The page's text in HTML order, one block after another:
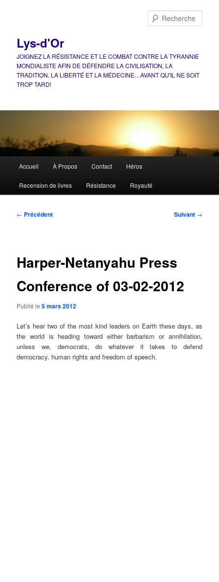
Lys-d'Or
JOIGNEZ LA RÉSISTANCE ET LE COMBAT CONTRE LA TYRANNIE
MONDIALISTE AFIN DE DÉFENDRE LA CIVILISATION, LA
TRADITION, LA LIBERTÉ ET LA MÉDECINE…AVANT QU'IL NE SOIT
TROP TARD!
principal
Accueil À Propos Contact Héros
Recension de livres Résistance Royauté
Navigation
← Précédent Suivant →
Harper-Netanyahu Press
Conference of 03-02-2012
Publié le5 mars 2012
Let’s hear two of the most kind leaders on Earth these days, as
the world is heading toward either barbarism or annihilation,
unless we, democrats, do whatever it takes to defend
democracy, human rights and freedom of speech.